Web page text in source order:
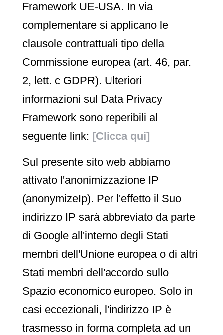
Framework UE-USA. In via
complementare si applicano le
clausole contrattuali tipo della
Commissione europea (art. 46, par.
2, lett. c GDPR). Ulteriori
informazioni sul Data Privacy
Framework sono reperibili al
seguente link: [Clicca qui]
Sul presente sito web abbiamo
attivato l'anonimizzazione IP
(anonymizeIp). Per l'effetto il Suo
indirizzo IP sarà abbreviato da parte
di Google all'interno degli Stati
membri dell'Unione europea o di altri
Stati membri dell'accordo sullo
Spazio economico europeo. Solo in
casi eccezionali, l'indirizzo IP è
trasmesso in forma completa ad un